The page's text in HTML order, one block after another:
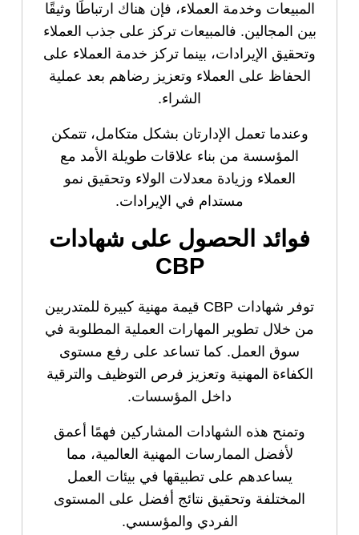
المبيعات وخدمة العملاء، فإن هناك ارتباطًا وثيقًا
بين المجالين. فالمبيعات تركز على جذب العملاء
وتحقيق الإيرادات، بينما تركز خدمة العملاء على
الحفاظ على العملاء وتعزيز رضاهم بعد عملية
الشراء.
وعندما تعمل الإدارتان بشكل متكامل، تتمكن
المؤسسة من بناء علاقات طويلة الأمد مع
العملاء وزيادة معدلات الولاء وتحقيق نمو
مستدام في الإيرادات.
فوائد الحصول على شهادات
CBP
توفر شهادات CBP قيمة مهنية كبيرة للمتدربين
من خلال تطوير المهارات العملية المطلوبة في
سوق العمل. كما تساعد على رفع مستوى
الكفاءة المهنية وتعزيز فرص التوظيف والترقية
داخل المؤسسات.
وتمنح هذه الشهادات المشاركين فهمًا أعمق
لأفضل الممارسات المهنية العالمية، مما
يساعدهم على تطبيقها في بيئات العمل
المختلفة وتحقيق نتائج أفضل على المستوى
الفردي والمؤسسي.